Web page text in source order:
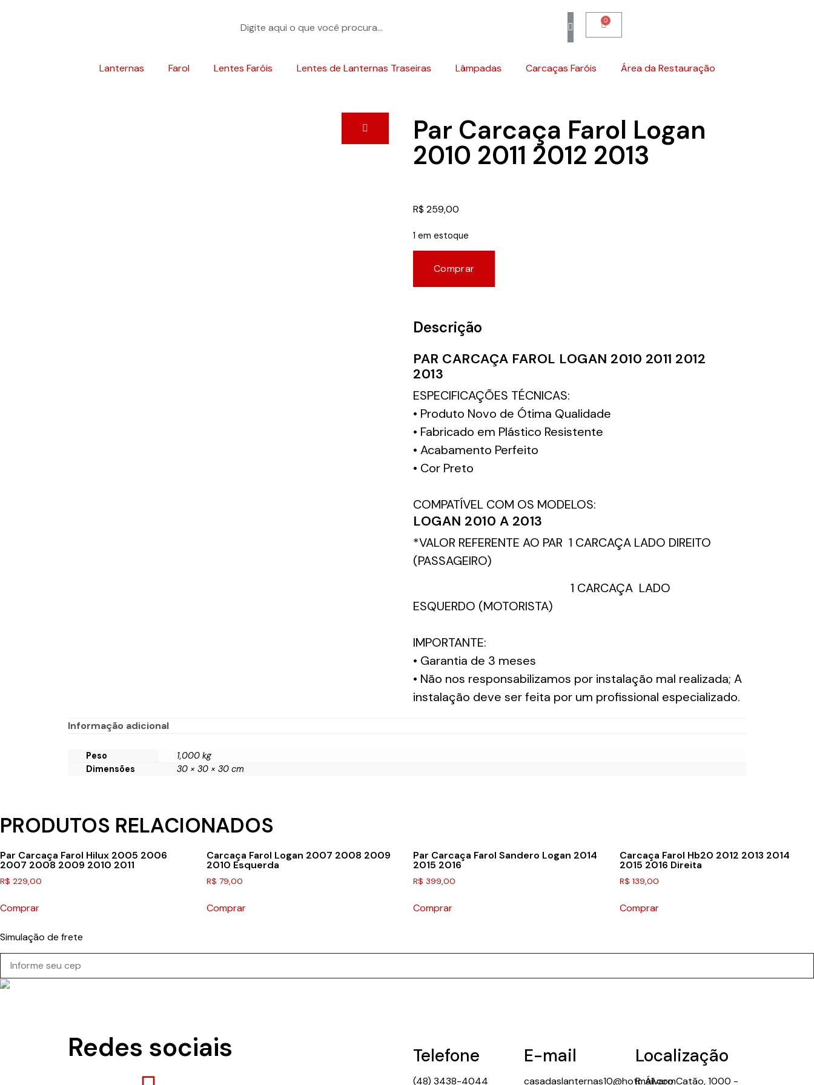
Lanternas Farol Lentes Faróis Lentes de Lanternas Traseiras Lâmpadas Carcaças Faróis Área da Restauração
Par Carcaça Farol Logan
2010 2011 2012 2013
R$ 259,00
1 em estoque
Comprar
Descrição
PAR CARCAÇA FAROL LOGAN 2010 2011 2012
2013
ESPECIFICAÇÕES TÉCNICAS:
• Produto Novo de Ótima Qualidade
• Fabricado em Plástico Resistente
• Acabamento Perfeito
• Cor Preto
COMPATÍVEL COM OS MODELOS:
LOGAN 2010 A 2013
*VALOR REFERENTE AO PAR 1 CARCAÇA LADO DIREITO
(PASSAGEIRO)
1 CARCAÇA LADO
ESQUERDO (MOTORISTA)
IMPORTANTE:
• Garantia de 3 meses
• Não nos responsabilizamos por instalação mal realizada; A
instalação deve ser feita por um profissional especializado.
Informação adicional
Peso
1,000 kg
Dimensões
30 × 30 × 30 cm
PRODUTOS RELACIONADOS
Par Carcaça Farol Hilux 2005 2006
2007 2008 2009 2010 2011
R$ 229,00
Comprar
Carcaça Farol Logan 2007 2008 2009
2010 Esquerda
R$ 79,00
Comprar
Par Carcaça Farol Sandero Logan 2014
2015 2016
R$ 399,00
Comprar
Carcaça Farol Hb20 2012 2013 2014
2015 2016 Direita
R$ 139,00
Comprar
Simulação de frete
Redes sociais Telefone
(48) 3438-4044
E-mail
casadaslanternas10@hotmail.com
Localização
R. Álvaro Catão, 1000 -